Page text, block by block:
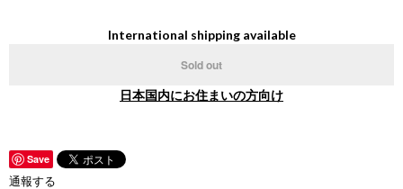
International shipping available
Sold out
日本国内にお住まいの方向け
Save
通報する